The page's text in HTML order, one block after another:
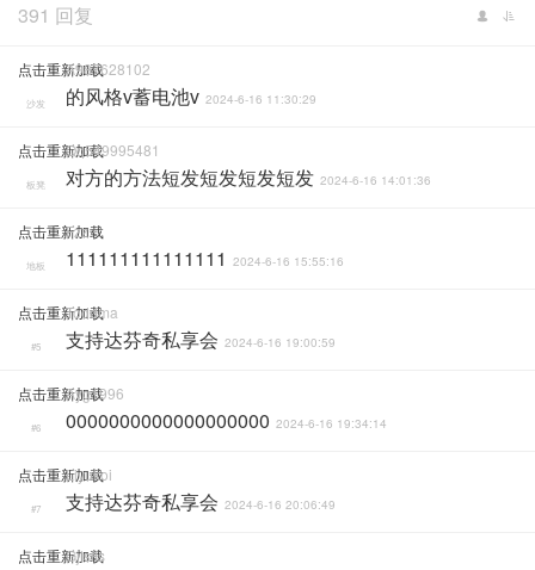
391 回复
点击重新加载A987628102
沙发 的风格v蓄电池v 2024-6-16 11:30:29
点击重新加载Qq549995481
板凳 对方的方法短发短发短发短发 2024-6-16 14:01:36
点击重新加载
Fzz
地板 111111111111111 2024-6-16 15:55:16
点击重新加载
Toddma
#5 支持达芬奇私享会 2024-6-16 19:00:59
点击重新加载
Ayg1996
#6 0000000000000000000 2024-6-16 19:34:14
点击重新加载
Liyukoi
#7 支持达芬奇私享会 2024-6-16 20:06:49
点击重新加载
Gjlsfls